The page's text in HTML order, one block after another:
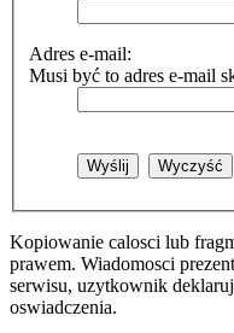
Adres e-mail:
Musi być to adres e-mail
Kopiowanie calosci lub
prawem. Wiadomosci
serwisu, uzytkownik
oswiadczenia.